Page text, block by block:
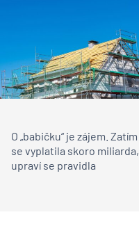
O „babičku“ je zájem. Zatím
se vyplatila skoro miliarda,
upraví se pravidla